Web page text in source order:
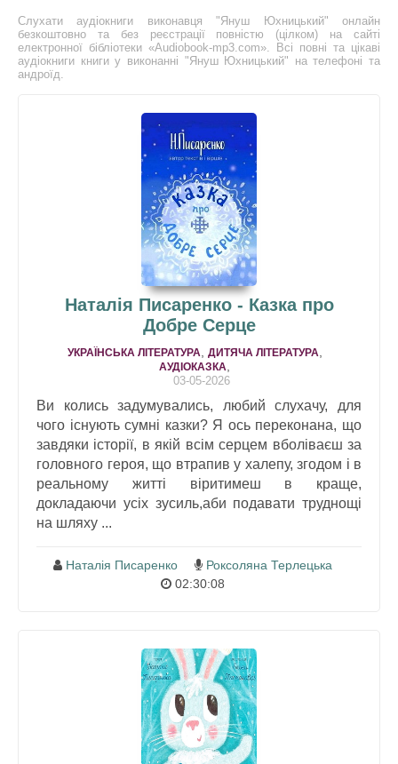
Слухати аудіокниги виконавця "Януш Юхницький" онлайн
безкоштовно та без реєстрації повністю (цілком) на сайті
електронної бібліотеки «Audiobook-mp3.com». Всі повні та цікаві
аудіокниги книги у виконанні "Януш Юхницький" на телефоні та
андроїд.
Наталія Писаренко - Казка про
Добре Серце
УКРАЇНСЬКА ЛІТЕРАТУРА, ДИТЯЧА ЛІТЕРАТУРА,
АУДІОКАЗКА,
03-05-2026
Ви колись задумувались, любий слухачу, для
чого існують сумні казки? Я ось переконана, що
завдяки історії, в якій всім серцем вболіваєш за
головного героя, що втрапив у халепу, згодом і в
реальному житті віритимеш в краще,
докладаючи усіх зусиль,аби подавати труднощі
на шляху ...
Наталія Писаренко
Роксоляна Терлецька
02:30:08